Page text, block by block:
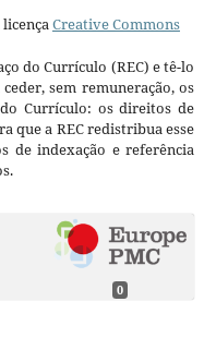
Creative Commons
do Currículo (REC) e tê-lo
sem remuneração, os
Currículo: os direitos de
que a REC redistribua esse
de indexação e referência
0